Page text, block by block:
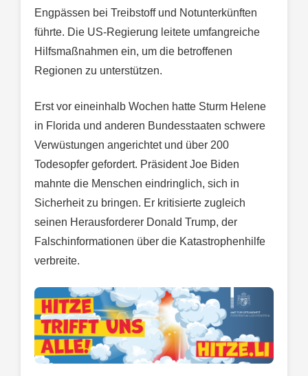
Engpässen bei Treibstoff und Notunterkünften
führte. Die US-Regierung leitete umfangreiche
Hilfsmaßnahmen ein, um die betroffenen
Regionen zu unterstützen.
Erst vor eineinhalb Wochen hatte Sturm Helene
in Florida und anderen Bundesstaaten schwere
Verwüstungen angerichtet und über 200
Todesopfer gefordert. Präsident Joe Biden
mahnte die Menschen eindringlich, sich in
Sicherheit zu bringen. Er kritisierte zugleich
seinen Herausforderer Donald Trump, der
Falschinformationen über die Katastrophenhilfe
verbreite.